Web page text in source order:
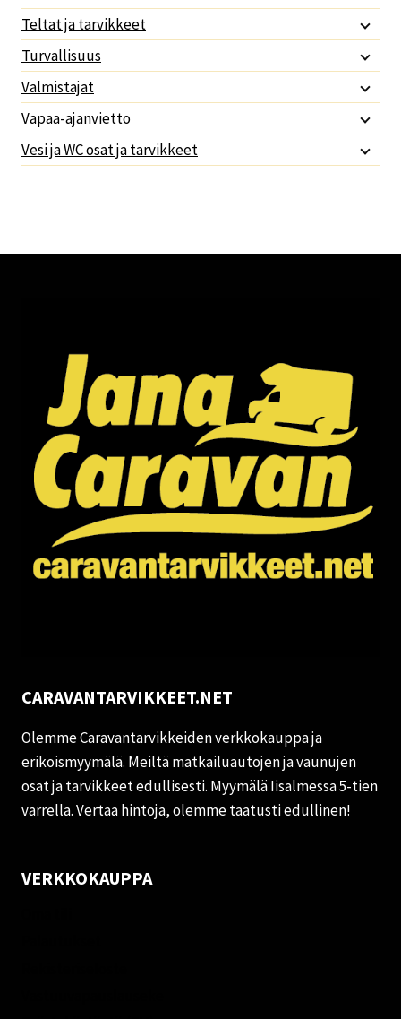
Teltat ja tarvikkeet
Turvallisuus
Valmistajat
Vapaa-ajanvietto
Vesi ja WC osat ja tarvikkeet
CARAVANTARVIKKEET.NET
Olemme Caravantarvikkeiden verkkokauppa ja
erikoismyymälä. Meiltä matkailuautojen ja vaunujen
osat ja tarvikkeet edullisesti. Myymälä Iisalmessa 5-tien
varrella. Vertaa hintoja, olemme taatusti edullinen!
VERKKOKAUPPA